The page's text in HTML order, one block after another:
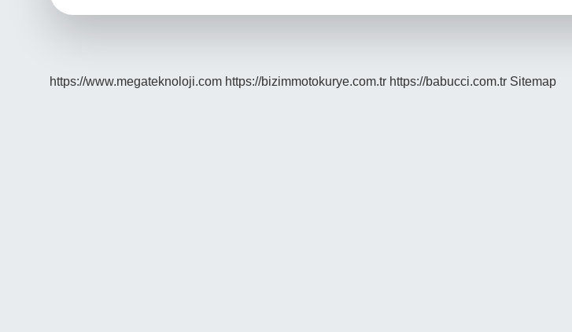
https://www.megateknoloji.com https://bizimmotokurye.com.tr https://babucci.com.tr Sitemap